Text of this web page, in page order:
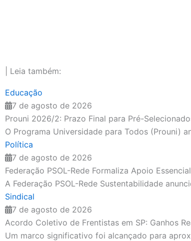
| Leia também:
Educação
7 de agosto de 2026
Prouni 2026/2: Prazo Final para Pré-
O Programa Universidade para Todos (Prouni)
Política
7 de agosto de 2026
Federação PSOL-Rede Formaliza Apoio
A Federação PSOL-Rede Sustentabilidade
Sindical
7 de agosto de 2026
Acordo Coletivo de Frentistas em SP: Ganhos
Um marco significativo foi alcançado para